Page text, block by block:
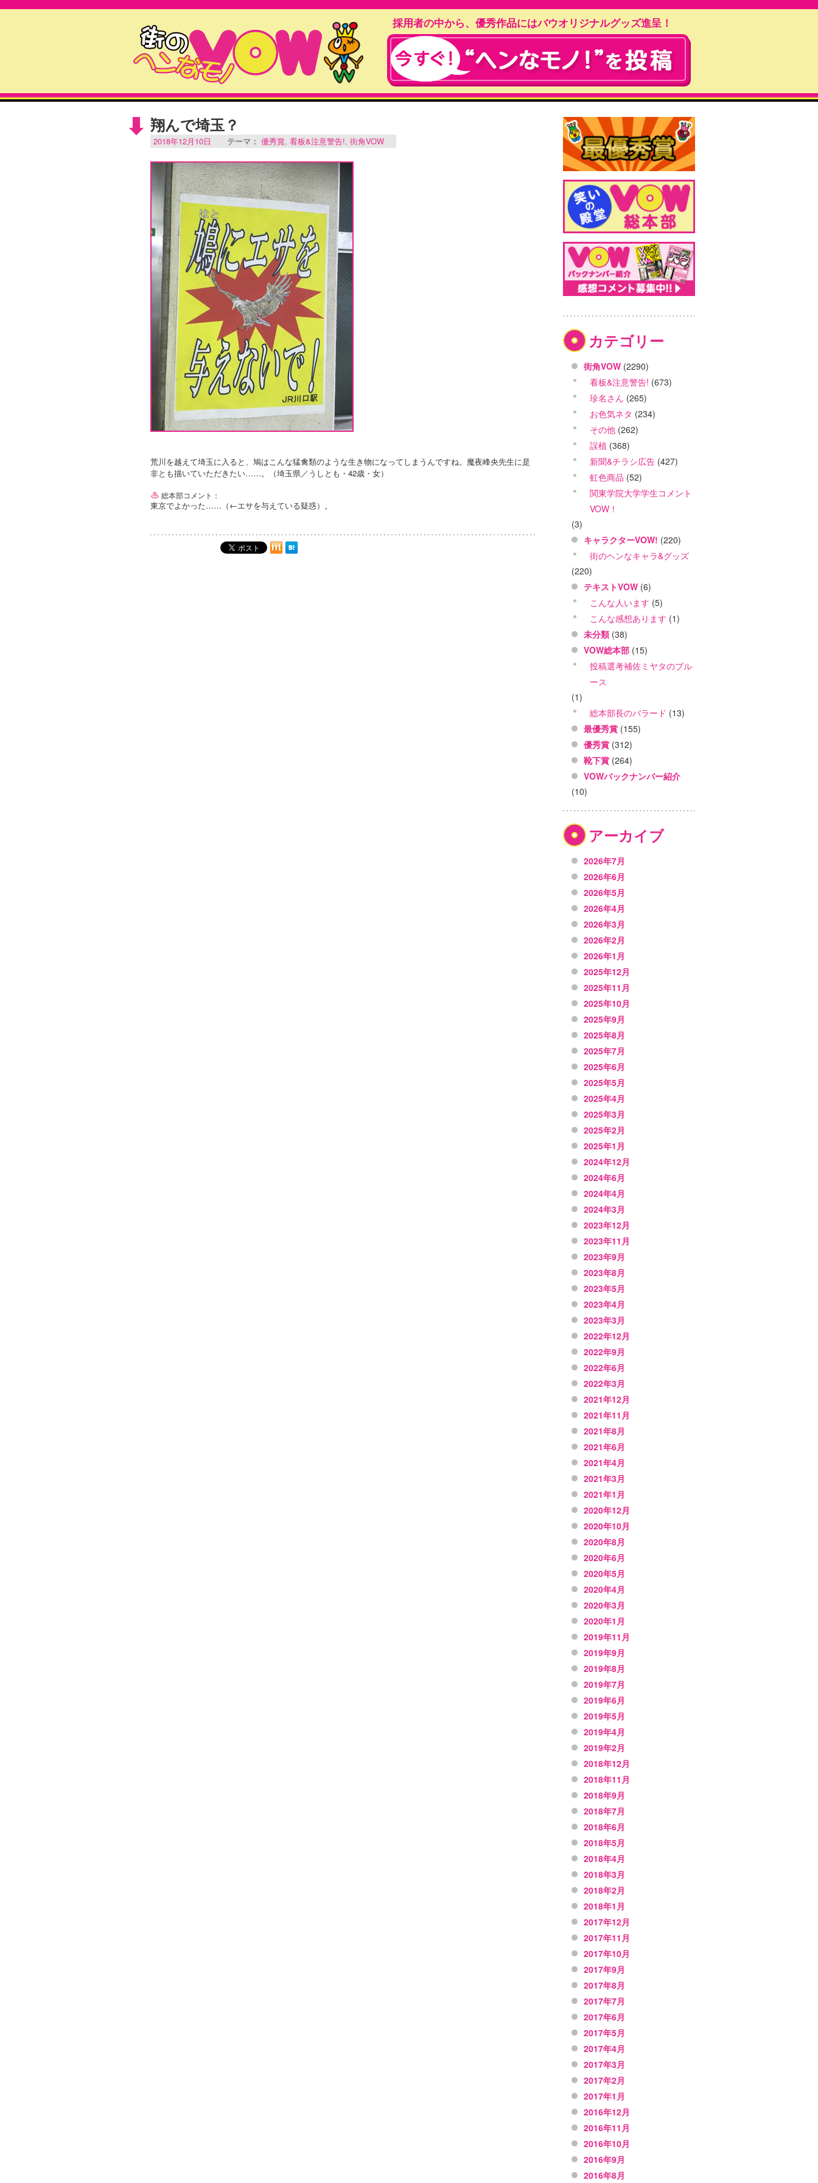
採用者の中から、優秀作品にはバウオリジナルグッズ進呈！
翔んで埼玉？
2018年12月10日 テーマ： 優秀賞, 看板&注意警告!, 街角VOW
荒川を越えて埼玉に入ると、鳩はこんな猛禽類のような生き物になってしまうんですね。魔夜峰央先生に是
非とも描いていただきたい……。（埼玉県／うしとも・42歳・女）
総本部コメント：
東京でよかった……（←エサを与えている疑惑）。
カテゴリー
街角VOW (2290)
看板&注意警告! (673)
珍名さん (265)
お色気ネタ (234)
その他 (262)
誤植 (368)
新聞&チラシ広告 (427)
虹色商品 (52)
関東学院大学学生コメント
VOW！
(3)
キャラクターVOW! (220)
街のヘンなキャラ&グッズ
(220)
テキストVOW (6)
こんな人います (5)
こんな感想あります (1)
未分類 (38)
VOW総本部 (15)
投稿選考補佐ミヤタのブル
ース
(1)
総本部長のバラード (13)
最優秀賞 (155)
優秀賞 (312)
靴下賞 (264)
VOWバックナンバー紹介
(10)
アーカイブ
2026年7月
2026年6月
2026年5月
2026年4月
2026年3月
2026年2月
2026年1月
2025年12月
2025年11月
2025年10月
2025年9月
2025年8月
2025年7月
2025年6月
2025年5月
2025年4月
2025年3月
2025年2月
2025年1月
2024年12月
2024年6月
2024年4月
2024年3月
2023年12月
2023年11月
2023年9月
2023年8月
2023年5月
2023年4月
2023年3月
2022年12月
2022年9月
2022年6月
2022年3月
2021年12月
2021年11月
2021年8月
2021年6月
2021年4月
2021年3月
2021年1月
2020年12月
2020年10月
2020年8月
2020年6月
2020年5月
2020年4月
2020年3月
2020年1月
2019年11月
2019年9月
2019年8月
2019年7月
2019年6月
2019年5月
2019年4月
2019年2月
2018年12月
2018年11月
2018年9月
2018年7月
2018年6月
2018年5月
2018年4月
2018年3月
2018年2月
2018年1月
2017年12月
2017年11月
2017年10月
2017年9月
2017年8月
2017年7月
2017年6月
2017年5月
2017年4月
2017年3月
2017年2月
2017年1月
2016年12月
2016年11月
2016年10月
2016年9月
2016年8月